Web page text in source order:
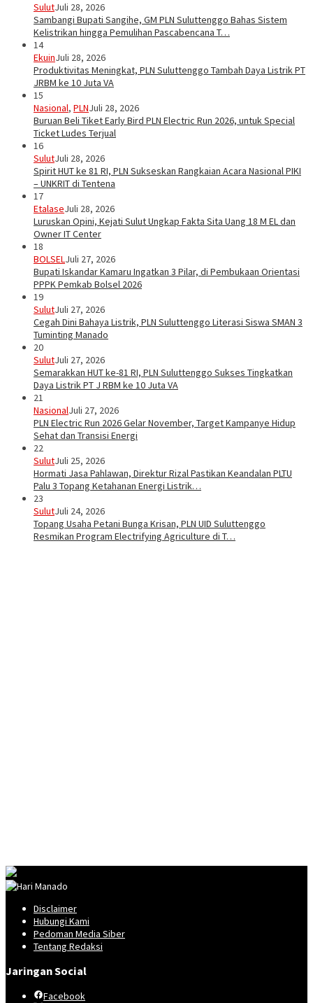
SulutJuli 28, 2026
Sambangi Bupati Sangihe, GM PLN Suluttenggo Bahas Sistem
Kelistrikan hingga Pemulihan Pascabencana T…
14
EkuinJuli 28, 2026
Produktivitas Meningkat, PLN Suluttenggo Tambah Daya Listrik PT
JRBM ke 10 Juta VA
15
Nasional, PLNJuli 28, 2026
Buruan Beli Tiket Early Bird PLN Electric Run 2026, untuk Special
Ticket Ludes Terjual
16
SulutJuli 28, 2026
Spirit HUT ke 81 RI, PLN Sukseskan Rangkaian Acara Nasional PIKI
– UNKRIT di Tentena
17
EtalaseJuli 28, 2026
Luruskan Opini, Kejati Sulut Ungkap Fakta Sita Uang 18 M EL dan
Owner IT Center
18
BOLSELJuli 27, 2026
Bupati Iskandar Kamaru Ingatkan 3 Pilar, di Pembukaan Orientasi
PPPK Pemkab Bolsel 2026
19
SulutJuli 27, 2026
Cegah Dini Bahaya Listrik, PLN Suluttenggo Literasi Siswa SMAN 3
Tuminting Manado
20
SulutJuli 27, 2026
Semarakkan HUT ke-81 RI, PLN Suluttenggo Sukses Tingkatkan
Daya Listrik PT J RBM ke 10 Juta VA
21
NasionalJuli 27, 2026
PLN Electric Run 2026 Gelar November, Target Kampanye Hidup
Sehat dan Transisi Energi
22
SulutJuli 25, 2026
Hormati Jasa Pahlawan, Direktur Rizal Pastikan Keandalan PLTU
Palu 3 Topang Ketahanan Energi Listrik…
23
SulutJuli 24, 2026
Topang Usaha Petani Bunga Krisan, PLN UID Suluttenggo
Resmikan Program Electrifying Agriculture di T…
Disclaimer
Hubungi Kami
Pedoman Media Siber
Tentang Redaksi
Jaringan Social
Facebook